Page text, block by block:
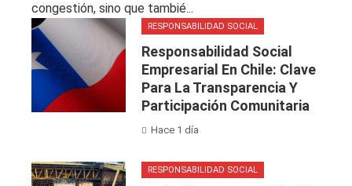
congestión, sino que tambié...
RESPONSABILIDAD SOCIAL
Responsabilidad Social
Empresarial En Chile: Clave
Para La Transparencia Y
Participación Comunitaria
Hace 1 día
RESPONSABILIDAD SOCIAL